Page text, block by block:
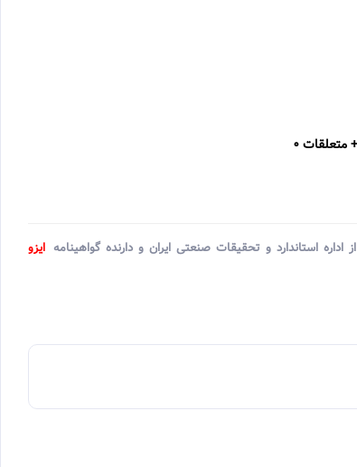
از اداره استاندارد و تحقیقات صنعتی ایران و دارنده گواهینامه ایزو